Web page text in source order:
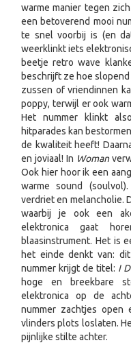
warme manier tegen
een betoverend mooi
te snel voorbij is (en
weerklinkt iets
beetje retro wave
beschrijft ze hoe
zussen of vriendinnen
poppy, terwijl er ook
Het nummer klinkt
hitparades kan
de kwaliteit heeft!
en joviaal! In Woman
Ook hier hoor ik een
warme sound (soulvol).
verdriet en melancholie.
waarbij je ook een
elektronica gaat
blaasinstrument. Het is
het einde denkt van:
nummer krijgt de titel: I
hoge en breekbare
elektronica op de
nummer zachtjes
vlinders plots loslaten.
pijnlijke stilte achter.